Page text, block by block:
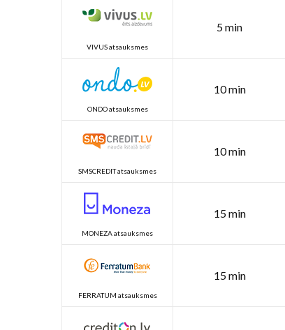
VIVUS atsauksmes
5 min
ONDO atsauksmes
10 min
SMSCREDIT atsauksmes
10 min
MONEZA atsauksmes
15 min
FERRATUM atsauksmes
15 min